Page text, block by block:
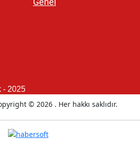
- 2025
© 2026 . Her hakkı saklıdır.